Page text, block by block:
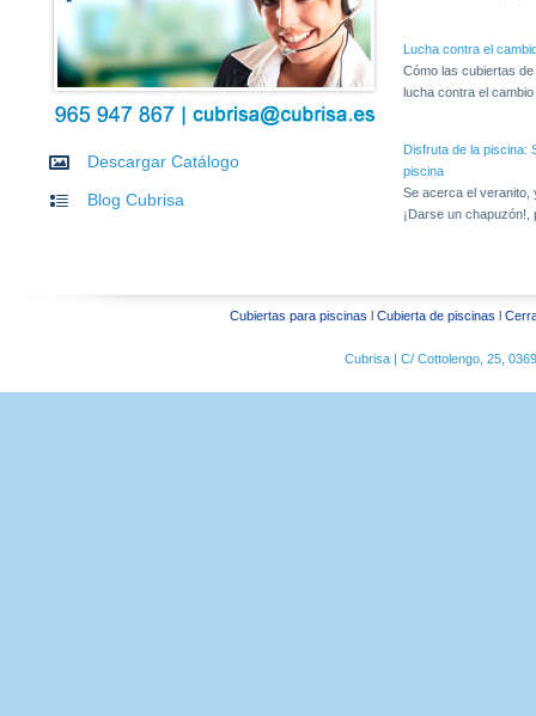
Descargar Catálogo
Blog Cubrisa
Lucha contra el
Cómo las cubiertas
lucha contra el
Disfruta de la piscina:
piscina
Se acerca el veranito,
¡Darse un chapuzón!,
Cubiertas para piscinas l Cubierta de piscinas l
Cubrisa | C/ Cottolengo, 25,